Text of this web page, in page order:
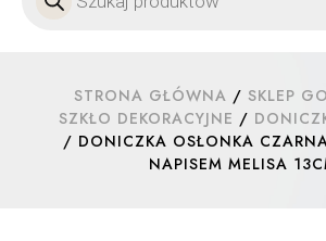
STRONA GŁÓWNA / SKLEP
SZKŁO DEKORACYJNE /
/ DONICZKA OSŁONKA
NAPISEM MELISA